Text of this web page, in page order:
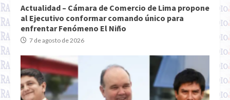
Actualidad – Cámara de Comercio de Lima propone
al Ejecutivo conformar comando único para
enfrentar Fenómeno El Niño
7 de agosto de 2026